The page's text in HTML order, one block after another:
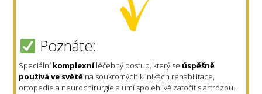
Poznáte:
Speciálníkomplexníléčebný postup, který se úspěšně
používá ve světě na soukromých klinikách rehabilitace,
ortopedie a neurochirurgie a umí spolehlivě zatočit s artrózou.